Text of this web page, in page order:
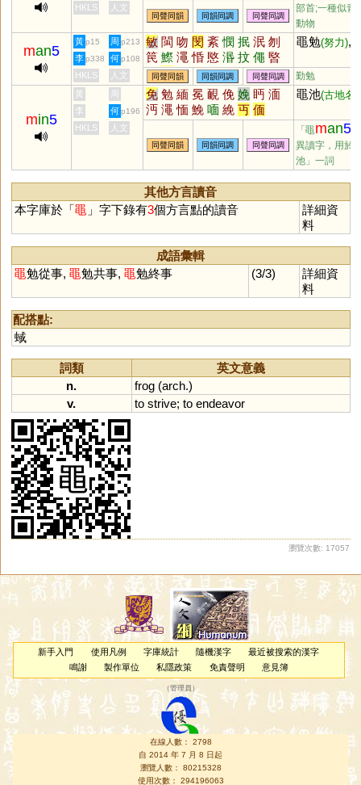
HKLS 人文
同聲同韻 同韻同調 同聲同調
部首;一種似青
動物
man5
黃 p15 周 p213 敏 閩 吻 閔 紊 憫 抿 泯 刎
笢 鰶 澠 惛 愍 湣 抆 僶 暋
歾 敃 怋 搵 潣 刡 呅 呡 簢
蠠 敯
黽勉(努力),
李 p338 何 p108
HKLS 人文 同聲同韻 同韻同調 同聲同調 勤勉
min5
黃 周 免 勉 緬 冕 靦 俛 娩 眄 湎
沔 澠 愐 鮸 喕 絻 丏 偭
黽池(古地名)
李 何 p196
HKLS 人文
同聲同韻 同韻同調 同聲同調
「黽man5
異讀字，用於
池」一詞
其他方言讀音
本字庫於「黽 」字下錄有3個方言點的讀音
詳細資
料
成語彙輯
黽勉從事, 黽勉共事, 黽勉終事 (3/3)
詳細資
料
配搭點:
蜮
詞類
英文意義
n.
frog(arch.)
v.
to strive; to endeavor
瀏覽次數: 17057
新手入門 使用凡例 字庫統計 隨機漢字
最近被搜索的漢字
鳴謝
製作單位 私隱政策 免責聲明 意見簿
（管理員 ）
在線人數： 2798
自 2014 年 7 月 8 日起
瀏覽人數： 80215328
使用次數： 294196063